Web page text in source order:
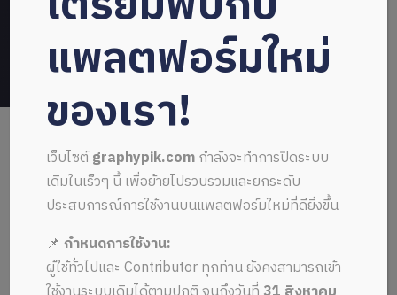
Home>ศูนย์ความช่วยเหลือ>การต่ออายุแพ็คเกจ
เมนูศูนย์ช่วยเหลือ
แพลตฟอร์มใหม่
ของเรา!
เว็บไซต์graphypik.comกำลังจะทำการปิดระบบ
เดิมในเร็วๆ นี้ เพื่อย้ายไปรวบรวมและยกระดับ
ประสบการณ์การใช้งานบนแพลตฟอร์มใหม่ที่ดียิ่งขึ้น
📌กำหนดการใช้งาน:
ผู้ใช้ทั่วไปและ Contributor ทุกท่าน ยังคงสามารถเข้า